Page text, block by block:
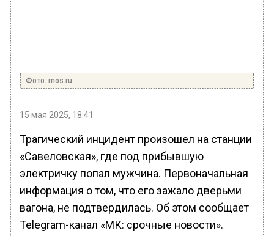
Фото: mos.ru
15 мая 2025, 18:41
Трагический инцидент произошел на станции
«Савеловская», где под прибывшую
электричку попал мужчина. Первоначальная
информация о том, что его зажало дверьми
вагона, не подтвердилась. Об этом сообщает
Telegram-канал «МК: срочные новости».